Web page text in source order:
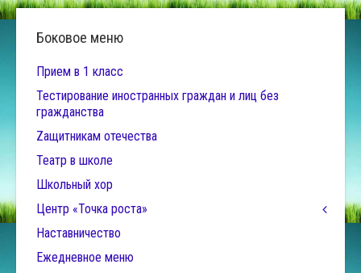
Боковое меню
Прием в 1 класс
Тестирование иностранных граждан и лиц без
гражданства
Zащитникам отечества
Театр в школе
Школьный хор
Центр «Точка роста»
Наставничество
Ежедневное меню